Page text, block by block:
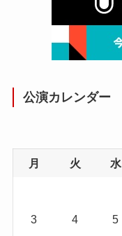
公演カレンダー
月 火 水
3 4 5